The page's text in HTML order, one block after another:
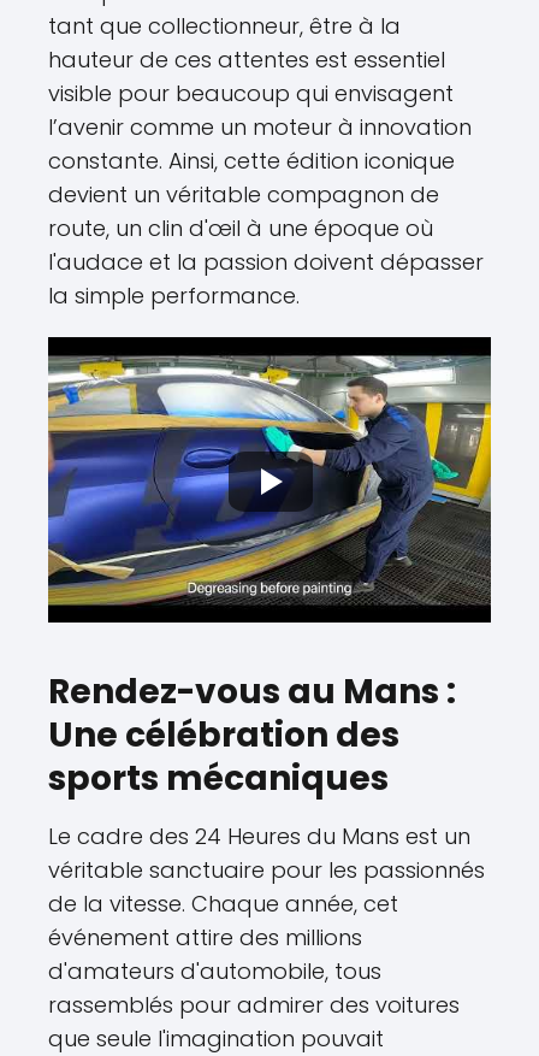
tant que collectionneur, être à la
hauteur de ces attentes est essentiel
visible pour beaucoup qui envisagent
l’avenir comme un moteur à innovation
constante. Ainsi, cette édition iconique
devient un véritable compagnon de
route, un clin d'œil à une époque où
l'audace et la passion doivent dépasser
la simple performance.
Rendez-vous au Mans :
Une célébration des
sports mécaniques
Le cadre des 24 Heures du Mans est un
véritable sanctuaire pour les passionnés
de la vitesse. Chaque année, cet
événement attire des millions
d'amateurs d'automobile, tous
rassemblés pour admirer des voitures
que seule l'imagination pouvait